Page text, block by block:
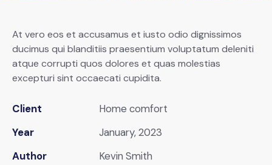
At vero eos et accusamus et iusto odio dignissimos
ducimus qui blanditiis praesentium voluptatum deleniti
atque corrupti quos dolores et quas molestias
excepturi sint occaecati cupidita.
Client
Home comfort
Year
January, 2023
Author
Kevin Smith